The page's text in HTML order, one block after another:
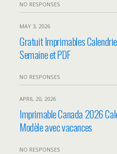
NO RESPONSES
MAY 3, 2026
Gratuit Imprimables
Semaine et PDF
NO RESPONSES
APRIL 20, 2026
Imprimable Canada 2026
Modèle avec vacances
NO RESPONSES